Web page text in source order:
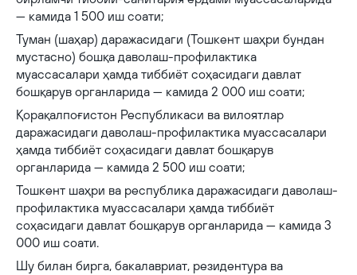
— камида 1 500 иш соати;
Туман (шаҳар) даражасидаги (Тошкент шаҳри бундан
мустасно) бошқа даволаш-профилактика
муассасалари ҳамда тиббиёт соҳасидаги давлат
бошқарув органларида — камида 2 000 иш соати;
Қорақалпоғистон Республикаси ва вилоятлар
даражасидаги даволаш-профилактика муассасалари
ҳамда тиббиёт соҳасидаги давлат бошқарув
органларида — камида 2 500 иш соати;
Тошкент шаҳри ва республика даражасидаги даволаш-
профилактика муассасалари ҳамда тиббиёт
соҳасидаги давлат бошқарув органларида — камида 3
000 иш соати.
Шу билан бирга, бакалавриат, резидентура ва